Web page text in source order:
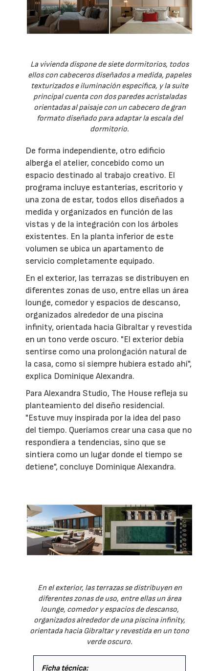
La vivienda dispone de siete dormitorios, todos
ellos con cabeceros diseñados a medida, papeles
texturizados e iluminación específica, y la suite
principal cuenta con dos paredes acristaladas
orientadas al paisaje con un cabecero de gran
formato diseñado para adaptar la escala del
dormitorio.
De forma independiente, otro edificio
alberga el atelier, concebido como un
espacio destinado al trabajo creativo. El
programa incluye estanterías, escritorio y
una zona de estar, todos ellos diseñados a
medida y organizados en función de las
vistas y de la integración con los árboles
existentes. En la planta inferior de este
volumen se ubica un apartamento de
servicio completamente equipado.
En el exterior, las terrazas se distribuyen en
diferentes zonas de uso, entre ellas un área
lounge, comedor y espacios de descanso,
organizados alrededor de una piscina
infinity, orientada hacia Gibraltar y revestida
en un tono verde oscuro. "El exterior debía
sentirse como una prolongación natural de
la casa, como si siempre hubiera estado ahí",
explica Dominique Alexandra.
Para Alexandra Studio, The House refleja su
planteamiento del diseño residencial.
"Estuve muy inspirada por la idea del paso
del tiempo. Queríamos crear una casa que no
respondiera a tendencias, sino que se
sintiera como un lugar donde el tiempo se
detiene", concluye Dominique Alexandra.
En el exterior, las terrazas se distribuyen en
diferentes zonas de uso, entre ellas un área
lounge, comedor y espacios de descanso,
organizados alrededor de una piscina infinity,
orientada hacia Gibraltar y revestida en un tono
verde oscuro.
Ficha técnica: